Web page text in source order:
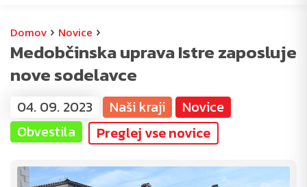
Domov › Novice ›
Medobčinska uprava Istre zaposluje
nove sodelavce
04. 09. 2023 Naši kraji
Novice
Obvestila
Preglej vse novice